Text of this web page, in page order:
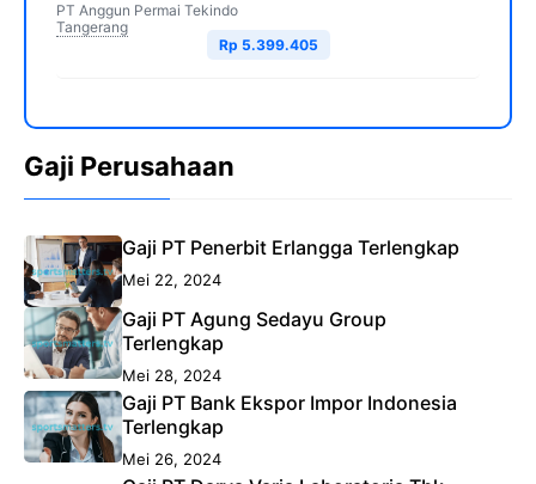
PT Anggun Permai Tekindo
Tangerang
Rp 5.399.405
Gaji Perusahaan
Gaji PT Penerbit Erlangga Terlengkap
Mei 22, 2024
Gaji PT Agung Sedayu Group
Terlengkap
Mei 28, 2024
Gaji PT Bank Ekspor Impor Indonesia
Terlengkap
Mei 26, 2024